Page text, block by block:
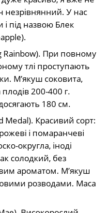
незрівнянний. У нас
і під назвою Блек
Rainbow). При повному
тлі проступають
М’якуш соковита,
200-400 г.
180 см.
Medal). Красивий сорт:
і помаранчеві
округла, іноді
солодкий, без
ароматом. М’якуш
розводами. Маса